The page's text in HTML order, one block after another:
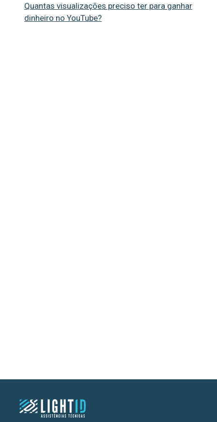
Quantas visualizações preciso ter para ganhar
dinheiro no YouTube?